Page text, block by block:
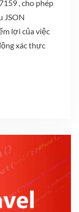
, cho phép
JSON
lợi của việc
xác thực